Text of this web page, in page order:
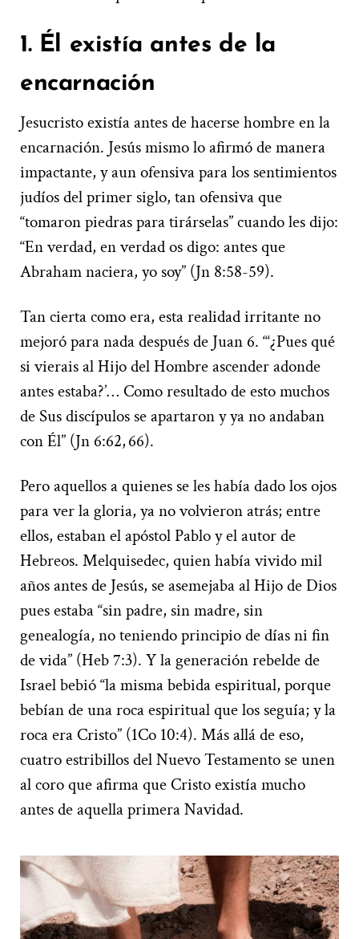
1. Él existía antes de la
encarnación
Jesucristo existía antes de hacerse hombre en la
encarnación. Jesús mismo lo afirmó de manera
impactante, y aun ofensiva para los sentimientos
judíos del primer siglo, tan ofensiva que
“tomaron piedras para tirárselas” cuando les dijo:
“En verdad, en verdad os digo: antes que
Abraham naciera, yo soy” (Jn 8:58-59).
Tan cierta como era, esta realidad irritante no
mejoró para nada después de Juan 6. “‘¿Pues qué
si vierais al Hijo del Hombre ascender adonde
antes estaba?’… Como resultado de esto muchos
de Sus discípulos se apartaron y ya no andaban
con Él” (Jn 6:62, 66).
Pero aquellos a quienes se les había dado los ojos
para ver la gloria, ya no volvieron atrás; entre
ellos, estaban el apóstol Pablo y el autor de
Hebreos. Melquisedec, quien había vivido mil
años antes de Jesús, se asemejaba al Hijo de Dios
pues estaba “sin padre, sin madre, sin
genealogía, no teniendo principio de días ni fin
de vida” (Heb 7:3). Y la generación rebelde de
Israel bebió “la misma bebida espiritual, porque
bebían de una roca espiritual que los seguía; y la
roca era Cristo” (1Co 10:4). Más allá de eso,
cuatro estribillos del Nuevo Testamento se unen
al coro que afirma que Cristo existía mucho
antes de aquella primera Navidad.